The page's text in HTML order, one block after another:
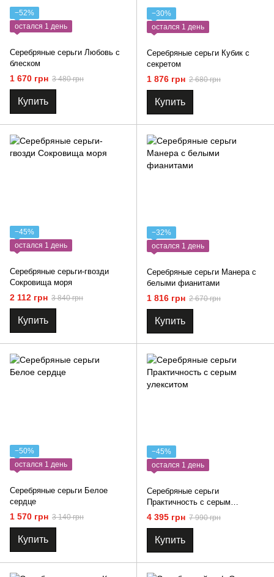
−52%
остался 1 день
Серебряные серьги Любовь с
блеском
1 670 грн 3 480 грн
Купить
−30%
остался 1 день
Серебряные серьги Кубик с
секретом
1 876 грн 2 680 грн
Купить
−45%
остался 1 день
Серебряные серьги-гвозди
Сокровища моря
2 112 грн 3 840 грн
Купить
−32%
остался 1 день
Серебряные серьги Манера с
белыми фианитами
1 816 грн 2 670 грн
Купить
−50%
остался 1 день
Серебряные серьги Белое
сердце
1 570 грн 3 140 грн
Купить
−45%
остался 1 день
Серебряные серьги
Практичность с серым
улекситом
4 395 грн 7 990 грн
Купить